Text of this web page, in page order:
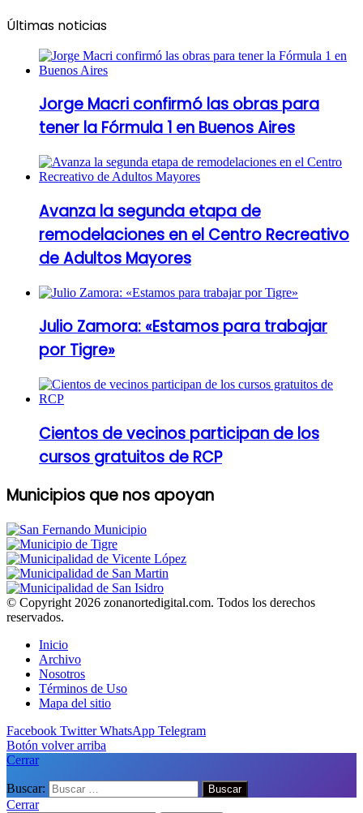
Últimas noticias
Jorge Macri confirmó las obras para
tener la Fórmula 1 en Buenos Aires
Avanza la segunda etapa de
remodelaciones en el Centro Recreativo
de Adultos Mayores
Julio Zamora: «Estamos para trabajar
por Tigre»
Cientos de vecinos participan de los
cursos gratuitos de RCP
Municipios que nos apoyan
© Copyright 2026 zonanortedigital.com. Todos los derechos
reservados.
Inicio
Archivo
Nosotros
Términos de Uso
Mapa del sitio
Facebook Twitter WhatsApp Telegram
Botón volver arriba
Cerrar
Buscar:
Cerrar